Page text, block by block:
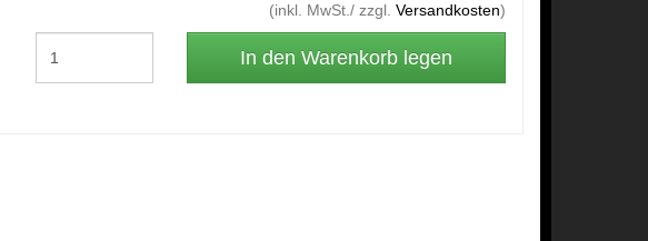
(inkl. MwSt./ zzgl. Versandkosten)